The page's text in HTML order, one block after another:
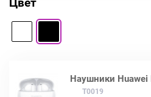
Наушники Huawei
T0019